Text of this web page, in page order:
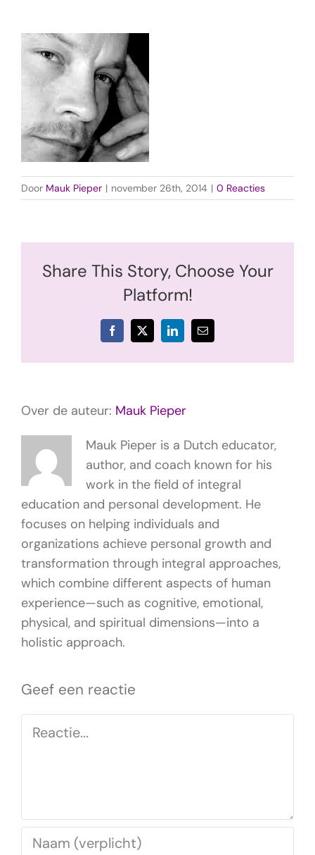
Door Mauk Pieper | november 26th, 2014 | 0 Reacties
Share This Story, Choose Your
Platform!
Facebook
X LinkedIn
E-
mail
Over de auteur: Mauk Pieper
Mauk Pieper is a Dutch educator,
author, and coach known for his
work in the field of integral
education and personal development. He
focuses on helping individuals and
organizations achieve personal growth and
transformation through integral approaches,
which combine different aspects of human
experience—such as cognitive, emotional,
physical, and spiritual dimensions—into a
holistic approach.
Geef een reactie
Reactie